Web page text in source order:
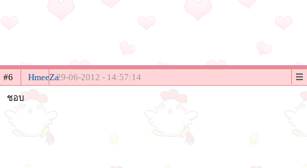
#6 HmeeZa29-06-2012 - 14:57:14
ชอบ